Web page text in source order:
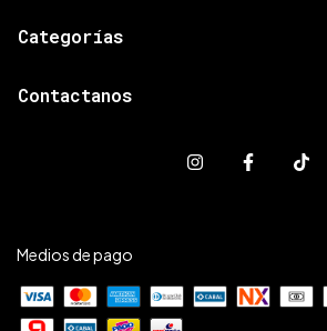
Categorías
Contactanos
Medios de pago